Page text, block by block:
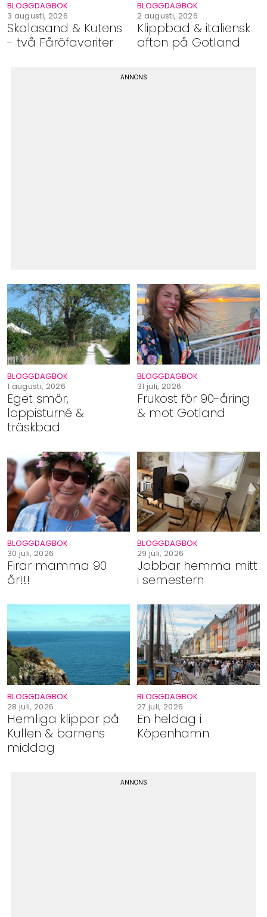
Skalasand & Kutens
- två Fåröfavoriter
BLOGGDAGBOK
3 augusti, 2026
Klippbad & italiensk
afton på Gotland
BLOGGDAGBOK
2 augusti, 2026
Eget smör,
loppisturné &
träskbad
BLOGGDAGBOK
1 augusti, 2026
Frukost för 90-åring
& mot Gotland
BLOGGDAGBOK
31 juli, 2026
Firar mamma 90
år!!!
BLOGGDAGBOK
30 juli, 2026
Jobbar hemma mitt
i semestern
BLOGGDAGBOK
29 juli, 2026
Hemliga klippor på
Kullen & barnens
middag
BLOGGDAGBOK
28 juli, 2026
En heldag i
Köpenhamn
BLOGGDAGBOK
27 juli, 2026